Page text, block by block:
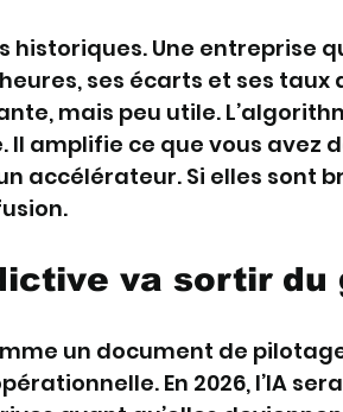
historiques. Une entreprise
ses écarts et ses taux
mais peu utile.
amplifie ce que vous avez
accélérateur. Si elles sont
va sortir du
un document de
En 2026, l’IA